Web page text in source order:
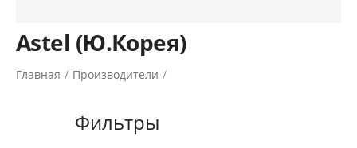
Astel (Ю.Корея)
Главная / Производители /